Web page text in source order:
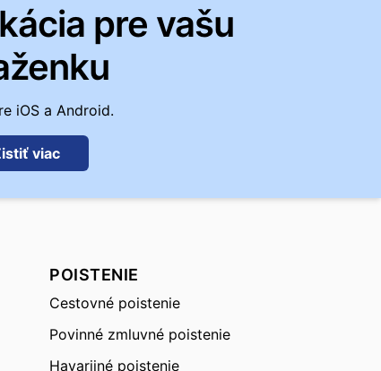
pre vašu
iOS a Android.
viac
POISTENIE
Cestovné poistenie
Povinné zmluvné poistenie
Havarijné poistenie